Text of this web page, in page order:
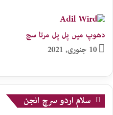
دھوپ میں پل پل مرتا سچ
10 جنوری, 2021
سلام اردو سرچ انجن